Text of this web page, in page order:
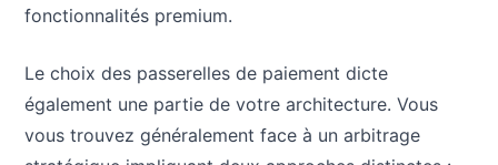
fonctionnalités premium.
Le choix des passerelles de paiement dicte
également une partie de votre architecture. Vous
vous trouvez généralement face à un arbitrage